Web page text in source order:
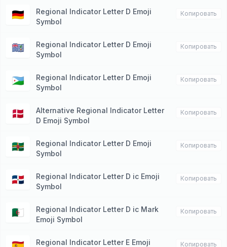
🇩🇪
Regional Indicator Letter D Emoji
Symbol
Копировать
🇩🇬
Regional Indicator Letter D Emoji
Symbol
Копировать
🇩🇯
Regional Indicator Letter D Emoji
Symbol
Копировать
🇩🇰
Alternative Regional Indicator Letter
D Emoji Symbol
Копировать
🇩🇲
Regional Indicator Letter D Emoji
Symbol
Копировать
🇩🇴
Regional Indicator Letter D ic Emoji
Symbol
Копировать
🇩🇿
Regional Indicator Letter D ic Mark
Emoji Symbol
Копировать
Regional Indicator Letter E Emoji
Копировать